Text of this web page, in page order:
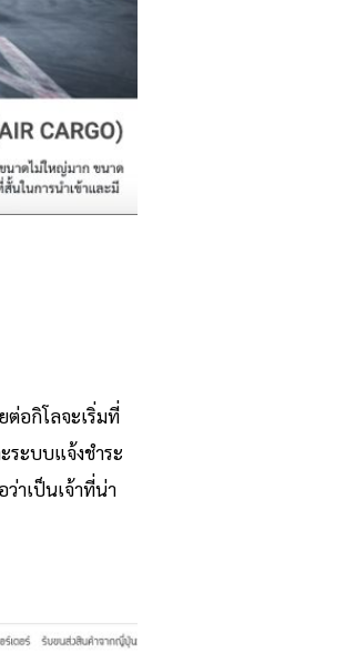
ต่อกิโลจะเริ่มที่
ระบบแจ้งชำระ
าเป็นเจ้าที่น่า